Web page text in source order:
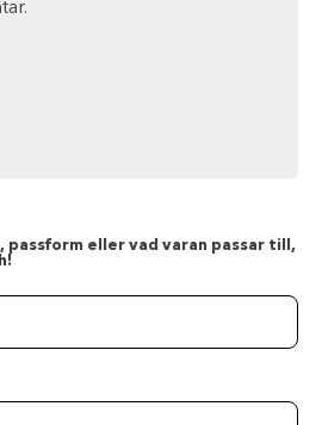
passform eller vad varan passar till,